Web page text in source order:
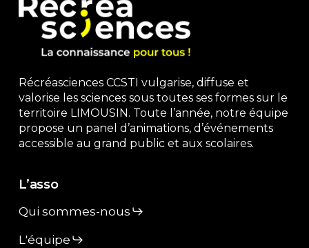
Récréasciences CCSTI vulgarise, diffuse et
valorise les sciences sous toutes ses formes sur le
territoire LIMOUSIN. Toute l’année, notre équipe
propose un panel d’animations, d’événements
accessible au grand public et aux scolaires.
L’asso
Qui sommes-nous
L'équipe